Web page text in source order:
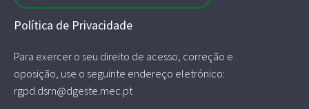
Política de Privacidade
Para exercer o seu direito de acesso, correção e
oposição, use o seguinte endereço eletrónico:
rgpd.dsrn@dgeste.mec.pt